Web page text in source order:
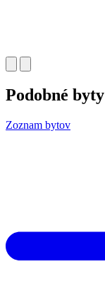
Podobné byty
Zoznam bytov